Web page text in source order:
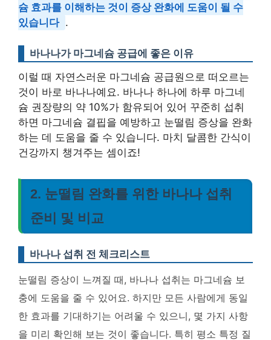
슘 효과를 이해하는 것이 증상 완화에 도움이 될 수
있습니다 .
바나나가 마그네슘 공급에 좋은 이유
이럴 때 자연스러운 마그네슘 공급원으로 떠오르는
것이 바로 바나나예요. 바나나 하나에 하루 마그네
슘 권장량의 약 10%가 함유되어 있어 꾸준히 섭취
하면 마그네슘 결핍을 예방하고 눈떨림 증상을 완화
하는 데 도움을 줄 수 있습니다. 마치 달콤한 간식이
건강까지 챙겨주는 셈이죠!
2. 눈떨림 완화를 위한 바나나 섭취
준비 및 비교
바나나 섭취 전 체크리스트
눈떨림 증상이 느껴질 때, 바나나 섭취는 마그네슘 보
충에 도움을 줄 수 있어요. 하지만 모든 사람에게 동일
한 효과를 기대하기는 어려울 수 있으니, 몇 가지 사항
을 미리 확인해 보는 것이 좋습니다. 특히 평소 특정 질